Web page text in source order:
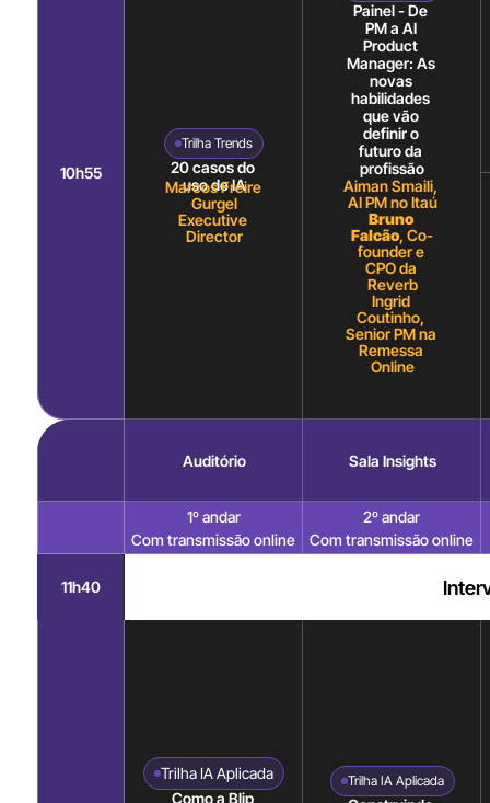
10h55
Trilha Trends
20 casos do
uso de IA
Marcos Freire
Gurgel
Executive
Director
Painel - De
PM a AI
Product
Manager: As
novas
habilidades
que vão
definir o
futuro da
profissão
Aiman Smaili,
AI PM no Itaú
Bruno
Falcão, Co-
founder e
CPO da
Reverb
Ingrid
Coutinho,
Senior PM na
Remessa
Online
1º andar
Com transmissão online
2º andar
Com transmissão online
Auditório Sala Insights
11h40
Trilha IA Aplicada
Como a Blip
Trilha IA Aplicada